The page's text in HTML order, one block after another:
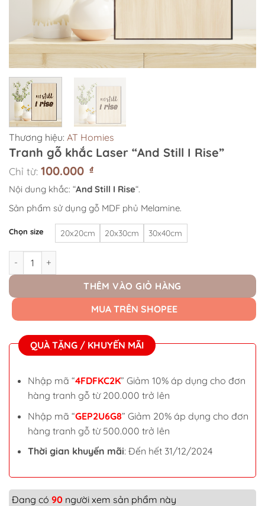
Thương hiệu: AT Homies
Tranh gỗ khắc Laser “And Still I Rise”
Chỉ từ: 100.000 ₫
Nội dung khắc: “And Still I Rise“.
Sản phẩm sử dụng gỗ MDF phủ Melamine.
Chọn size 20x20cm 20x30cm 30x40cm
Tranh gỗ khắc Laser "And Still I Rise" số lượng
THÊM VÀO GIỎ HÀNG
MUA TRÊN SHOPEE
QUÀ TẶNG / KHUYẾN MÃI
Nhập mã “4FDFKC2K” Giảm 10% áp dụng cho đơn
hàng tranh gỗ từ 200.000 trở lên
Nhập mã “GEP2U6G8” Giảm 20% áp dụng cho đơn
hàng tranh gỗ từ 500.000 trở lên
Thời gian khuyến mãi: Đến hết 31/12/2024
Đang có 90 người xem sản phẩm này